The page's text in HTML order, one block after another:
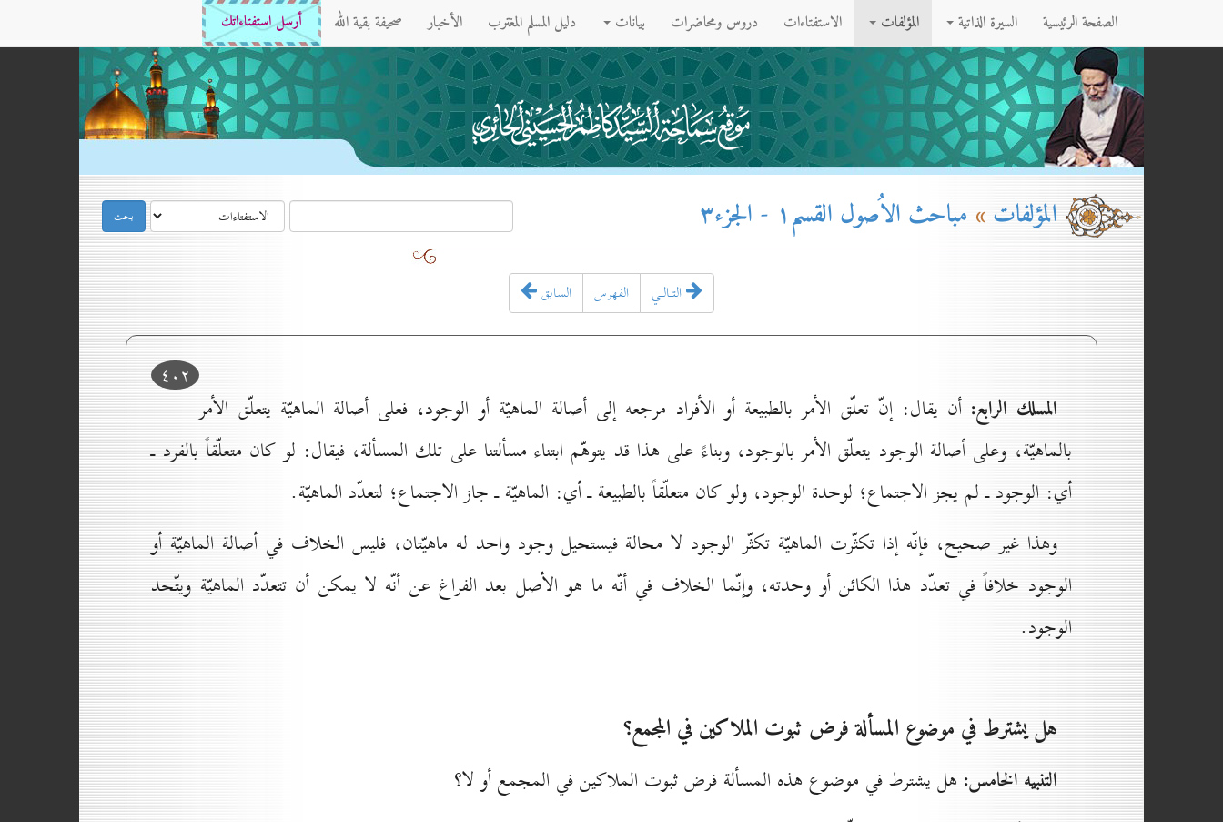
الصفحة الرئيسية السيرة الذاتية المؤلفات الاستفتاءات دروس ومحاضرات بيانات دليل المسلم المغترب الأخبار صحيفة بقية الله أرسل استفتاءاتك
المؤلفات»مباحث الاُصول القسم۱ - الجزء۳
السابق الفهرس التـالـي
٤٠۲
المسلك الرابع: أن يقال: إنّ تعلّق الأمر بالطبيعة أو الأفراد مرجعه إلى أصالة الماهيّة أو الوجود، فعلى أصالة الماهيّة يتعلّق الأمر
بالماهيّة، وعلى أصالة الوجود يتعلّق الأمر بالوجود، وبناءً على هذا قد يتوهّم ابتناء مسألتنا على تلك المسألة، فيقال: لو كان متعلّقاً بالفرد ـ
أي: الوجود ـ لم يجز الاجتماع؛ لوحدة الوجود، ولو كان متعلّقاً بالطبيعة ـ أي: الماهيّة ـ جاز الاجتماع؛ لتعدّد الماهيّة.
وهذا غير صحيح، فإنّه إذا تكثّرت الماهيّة تكثّر الوجود لا محالة فيستحيل وجود واحد له ماهيّتان، فليس الخلاف في أصالة الماهيّة أو
الوجود خلافاً في تعدّد هذا الكائن أو وحدته، وإنّما الخلاف في أنّه ما هو الأصل بعد الفراغ عن أنّه لا يمكن أن تتعدّد الماهيّة ويتّحد
الوجود.
هل يشترط في موضوع المسألة فرض ثبوت الملاكين في المجمع؟
التنبيه الخامس: هل يشترط في موضوع هذه المسألة فرض ثبوت الملاكين في المجمع أو لا؟